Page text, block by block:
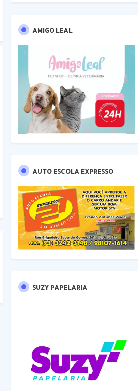
AMIGO LEAL
AUTO ESCOLA EXPRESSO
SUZY PAPELARIA